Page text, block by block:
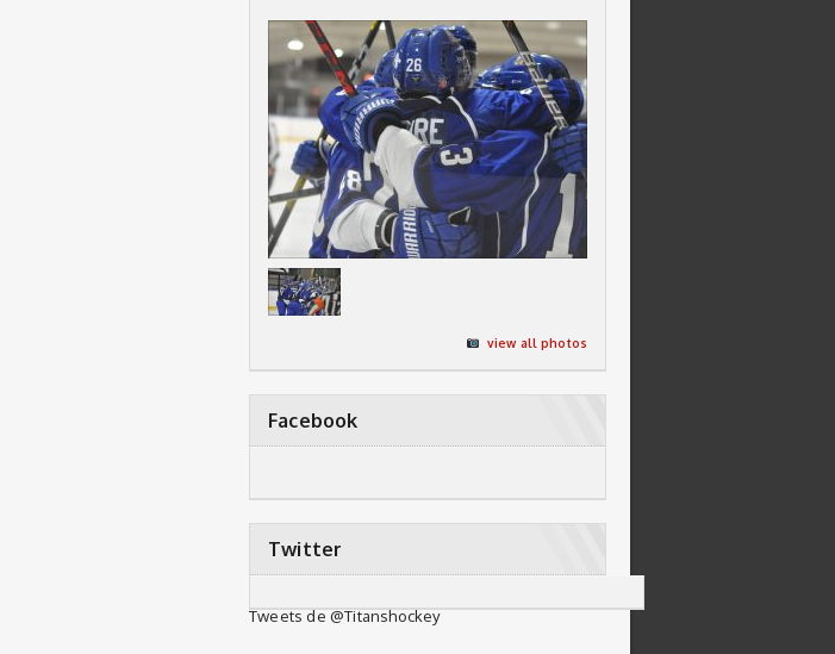
view all photos
Facebook
Twitter
Tweets de @Titanshockey